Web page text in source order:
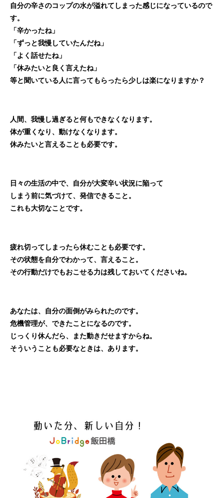
自分の辛さのコップの水が溢れてしまった感じになっているので
す。
「辛かったね」
「ずっと我慢していたんだね」
「よく話せたね」
「休みたいと良く言えたね」
等と聞いている人に言ってもらったら少しは楽になりますか？
人間、我慢し過ぎると何もできなくなります。
体が重くなり、動けなくなります。
休みたいと言えることも必要です。
日々の生活の中で、自分が大変辛い状況に陥って
しまう前に気づけて、発信できること。
これも大切なことです。
疲れ切ってしまったら休むことも必要です。
その状態を自分でわかって、言えること。
その行動だけでもおこせる力は残しておいてくださいね。
あなたは、自分の面倒がみられたのです。
危機管理が、できたことになるのです。
じっくり休んだら、また動きだせますからね。
そういうことも必要なときは、あります。